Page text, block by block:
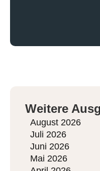
Weitere
August 2026
Juli 2026
Juni 2026
Mai 2026